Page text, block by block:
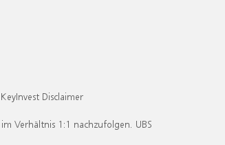
KeyInvest Disclaimer
Verhältnis 1:1 nachzufolgen. UBS